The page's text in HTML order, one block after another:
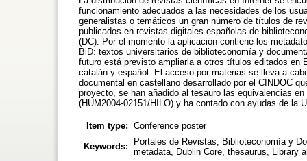
funcionamiento adecuados a las necesidades de los
generalistas o temáticos un gran número de títulos de
publicados en revistas digitales españolas de
(DC). Por el momento la aplicación contiene los
BiD: textos universitarios de biblioteconomía y
futuro está previsto ampliarla a otros títulos editados
catalán y español. El acceso por materias se lleva a
documental en castellano desarrollado por el CINDOC
proyecto, se han añadido al tesauro las equivalencias
(HUM2004-02151/HILO) y ha contado con ayudas de la
Item type: Conference poster
Keywords:
Portales de Revistas, Biblioteconomía y
metadata, Dublin Core, thesaurus, Library